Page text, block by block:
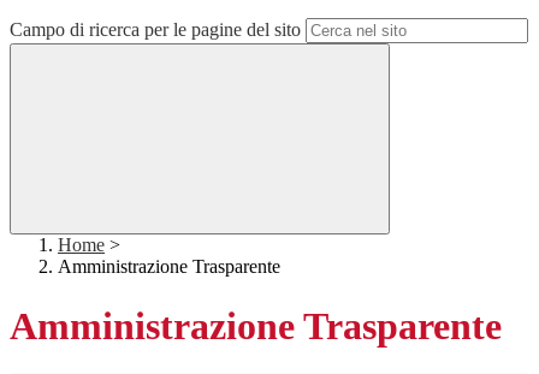
Campo di ricerca per le pagine del sito
Home >
Amministrazione Trasparente
Amministrazione Trasparente